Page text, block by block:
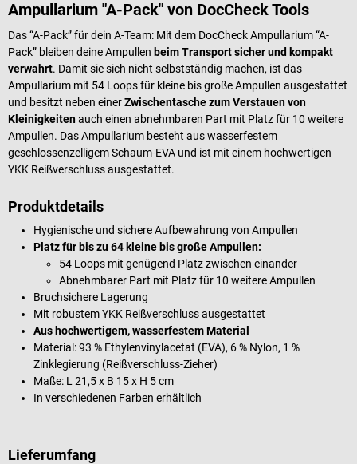
Ampullarium "A-Pack" von DocCheck Tools
Das “A-Pack” für dein A-Team: Mit dem DocCheck Ampullarium “A-
Pack” bleiben deine Ampullen beim Transport sicher und kompakt
verwahrt. Damit sie sich nicht selbstständig machen, ist das
Ampullarium mit 54 Loops für kleine bis große Ampullen ausgestattet
und besitzt neben einerZwischentasche zum Verstauen von
Kleinigkeitenauch einen abnehmbaren Part mit Platz für 10 weitere
Ampullen. Das Ampullarium besteht aus wasserfestem
geschlossenzelligem Schaum-EVA und ist mit einem hochwertigen
YKK Reißverschluss ausgestattet.
Produktdetails
Hygienische und sichere Aufbewahrung von Ampullen
Platz für bis zu 64 kleine bis große Ampullen:
54 Loops mit genügend Platz zwischen einander
Abnehmbarer Part mit Platz für 10 weitere Ampullen
Bruchsichere Lagerung
Mit robustem YKK Reißverschluss ausgestattet
Aus hochwertigem, wasserfestem Material
Material: 93 % Ethylenvinylacetat (EVA), 6 % Nylon, 1 %
Zinklegierung (Reißverschluss-Zieher)
Maße: L 21,5 x B 15 x H 5 cm
In verschiedenen Farben erhältlich
Lieferumfang